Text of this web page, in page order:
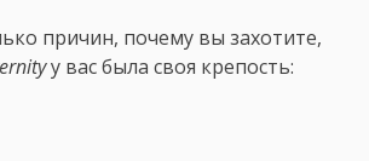
причин, почему вы захотите,
у вас была своя крепость: